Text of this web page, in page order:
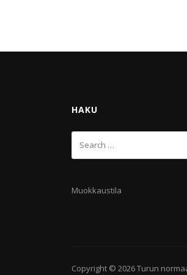
HAKU
Muokkaustila
Copyright © 2026Turun